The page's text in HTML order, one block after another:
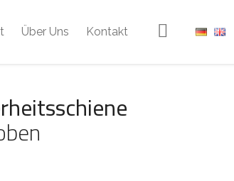
Über Uns Kontakt